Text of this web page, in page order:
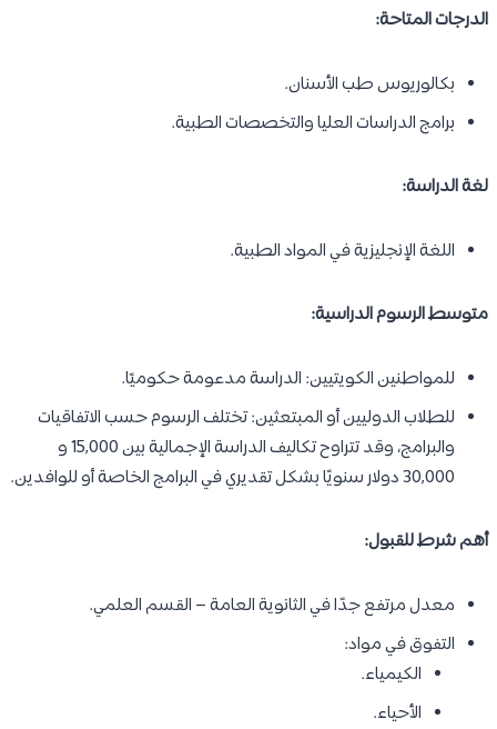
الدرجات المتاحة:
بكالوريوس طب الأسنان.
برامج الدراسات العليا والتخصصات الطبية.
لغة الدراسة:
اللغة الإنجليزية في المواد الطبية.
متوسط الرسوم الدراسية:
للمواطنين الكويتيين: الدراسة مدعومة حكوميًا.
للطلاب الدوليين أو المبتعثين: تختلف الرسوم حسب الاتفاقيات
والبرامج، وقد تتراوح تكاليف الدراسة الإجمالية بين 15,000 و
30,000 دولار سنويًا بشكل تقديري في البرامج الخاصة أو للوافدين.
أهم شرط للقبول:
معدل مرتفع جدًا في الثانوية العامة – القسم العلمي.
التفوق في مواد:
الكيمياء.
الأحياء.